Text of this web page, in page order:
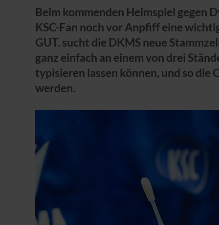
Beim kommenden Heimspiel gegen
KSC-Fan noch vor Anpfiff eine
GUT. sucht die DKMS neue
ganz einfach an einem von drei
typisieren lassen können, und so die
werden.